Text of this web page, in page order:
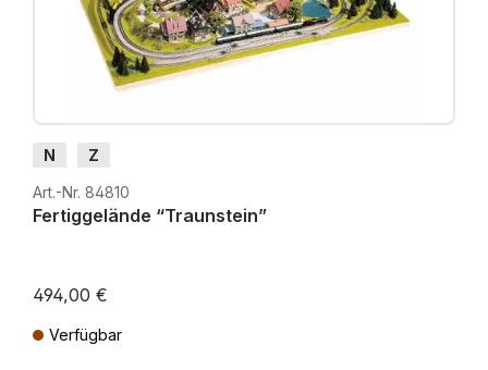
N
Z
Art.-Nr. 84810
Fertiggelände “Traunstein”
494,00 €
Verfügbar